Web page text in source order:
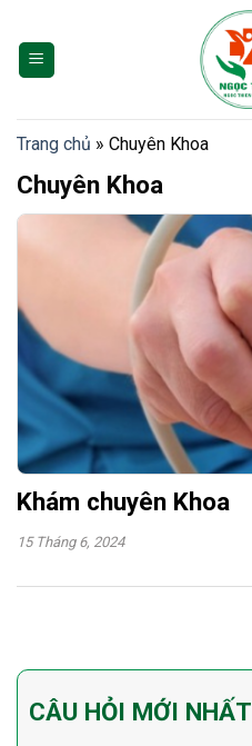
content
Trang chủ » Chuyên Khoa
Chuyên Khoa
Khám chuyên Khoa
15 Tháng 6, 2024
CÂU HỎI MỚI NHẤT